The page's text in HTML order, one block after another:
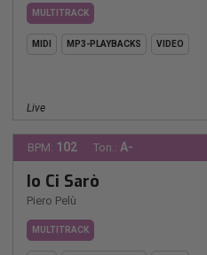
MULTITRACK
MIDI MP3-PLAYBACKS VIDEO
Live
BPM: 102 Ton.: A-
Io Ci Sarò
Piero Pelù
MULTITRACK